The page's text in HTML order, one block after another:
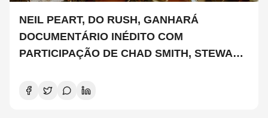
NEIL PEART, DO RUSH, GANHARÁ
DOCUMENTÁRIO INÉDITO COM
PARTICIPAÇÃO DE CHAD SMITH, STEWART